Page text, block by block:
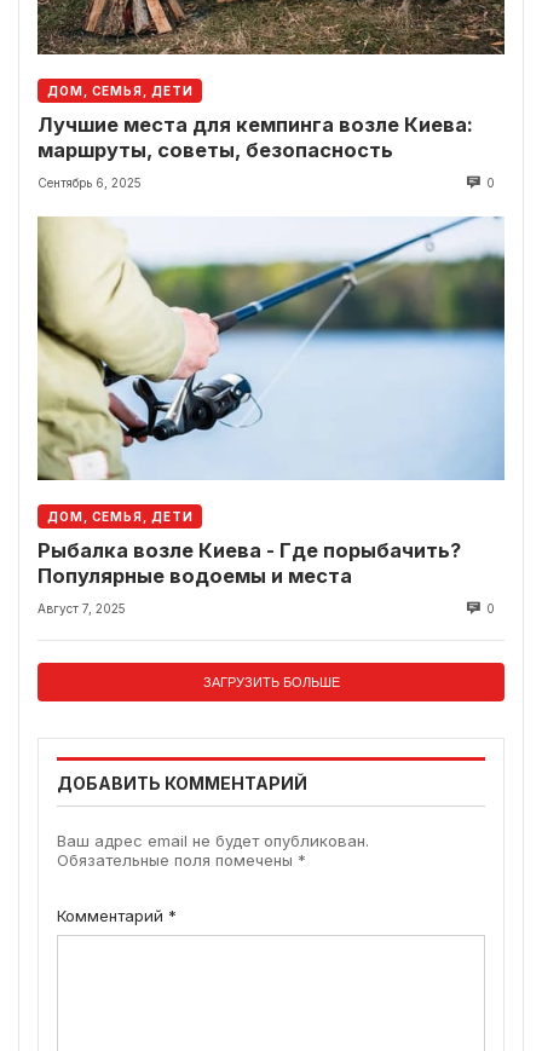
ДОМ, СЕМЬЯ, ДЕТИ
Лучшие места для кемпинга возле Киева:
маршруты, советы, безопасность
Сентябрь 6, 2025 0
ДОМ, СЕМЬЯ, ДЕТИ
Рыбалка возле Киева - Где порыбачить?
Популярные водоемы и места
Август 7, 2025 0
ЗАГРУЗИТЬ БОЛЬШЕ
ДОБАВИТЬ КОММЕНТАРИЙ
Ваш адрес email не будет опубликован.
Обязательные поля помечены *
Комментарий *